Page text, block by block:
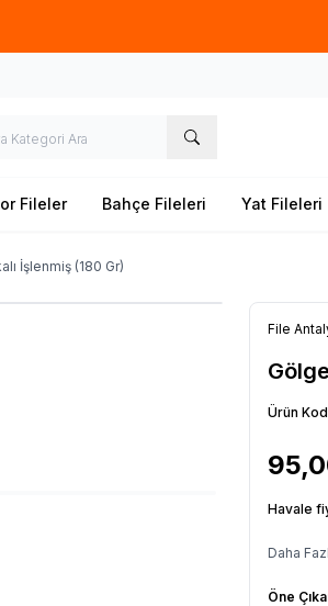
Fileler Bahçe Fileleri Yat Fileleri
İşlenmiş (180 Gr)
File
Ürün
Havale
Daha
Öne